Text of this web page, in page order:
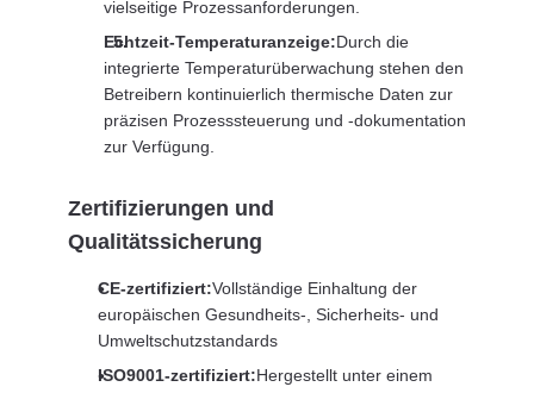
vielseitige Prozessanforderungen.
Echtzeit-Temperaturanzeige:Durch die
integrierte Temperaturüberwachung stehen den
Betreibern kontinuierlich thermische Daten zur
präzisen Prozesssteuerung und -dokumentation
zur Verfügung.
Zertifizierungen und
Qualitätssicherung
CE-zertifiziert:Vollständige Einhaltung der
europäischen Gesundheits-, Sicherheits- und
Umweltschutzstandards
ISO9001-zertifiziert:Hergestellt unter einem